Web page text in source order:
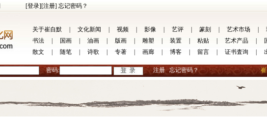
[登录][注册] 忘记密码？
关于崔自默 文化新闻 视频 影像 艺评 篆刻 艺术市场
书法
国画 油画 版画 雕塑 装置 粘贴 艺术产品
散文
随笔 诗歌 专著 画廊 博客 留言 证书査询
密码: 注册 忘记密码？